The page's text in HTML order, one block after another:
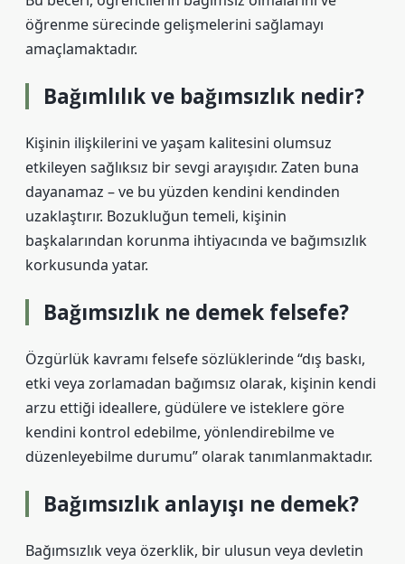
öğrenme sürecinde gelişmelerini sağlamayı
amaçlamaktadır.
Bağımlılık ve bağımsızlık nedir?
Kişinin ilişkilerini ve yaşam kalitesini olumsuz
etkileyen sağlıksız bir sevgi arayışıdır. Zaten buna
dayanamaz – ve bu yüzden kendini kendinden
uzaklaştırır. Bozukluğun temeli, kişinin
başkalarından korunma ihtiyacında ve bağımsızlık
korkusunda yatar.
Bağımsızlık ne demek felsefe?
Özgürlük kavramı felsefe sözlüklerinde “dış baskı,
etki veya zorlamadan bağımsız olarak, kişinin kendi
arzu ettiği ideallere, güdülere ve isteklere göre
kendini kontrol edebilme, yönlendirebilme ve
düzenleyebilme durumu” olarak tanımlanmaktadır.
Bağımsızlık anlayışı ne demek?
Bağımsızlık veya özerklik, bir ulusun veya devletin